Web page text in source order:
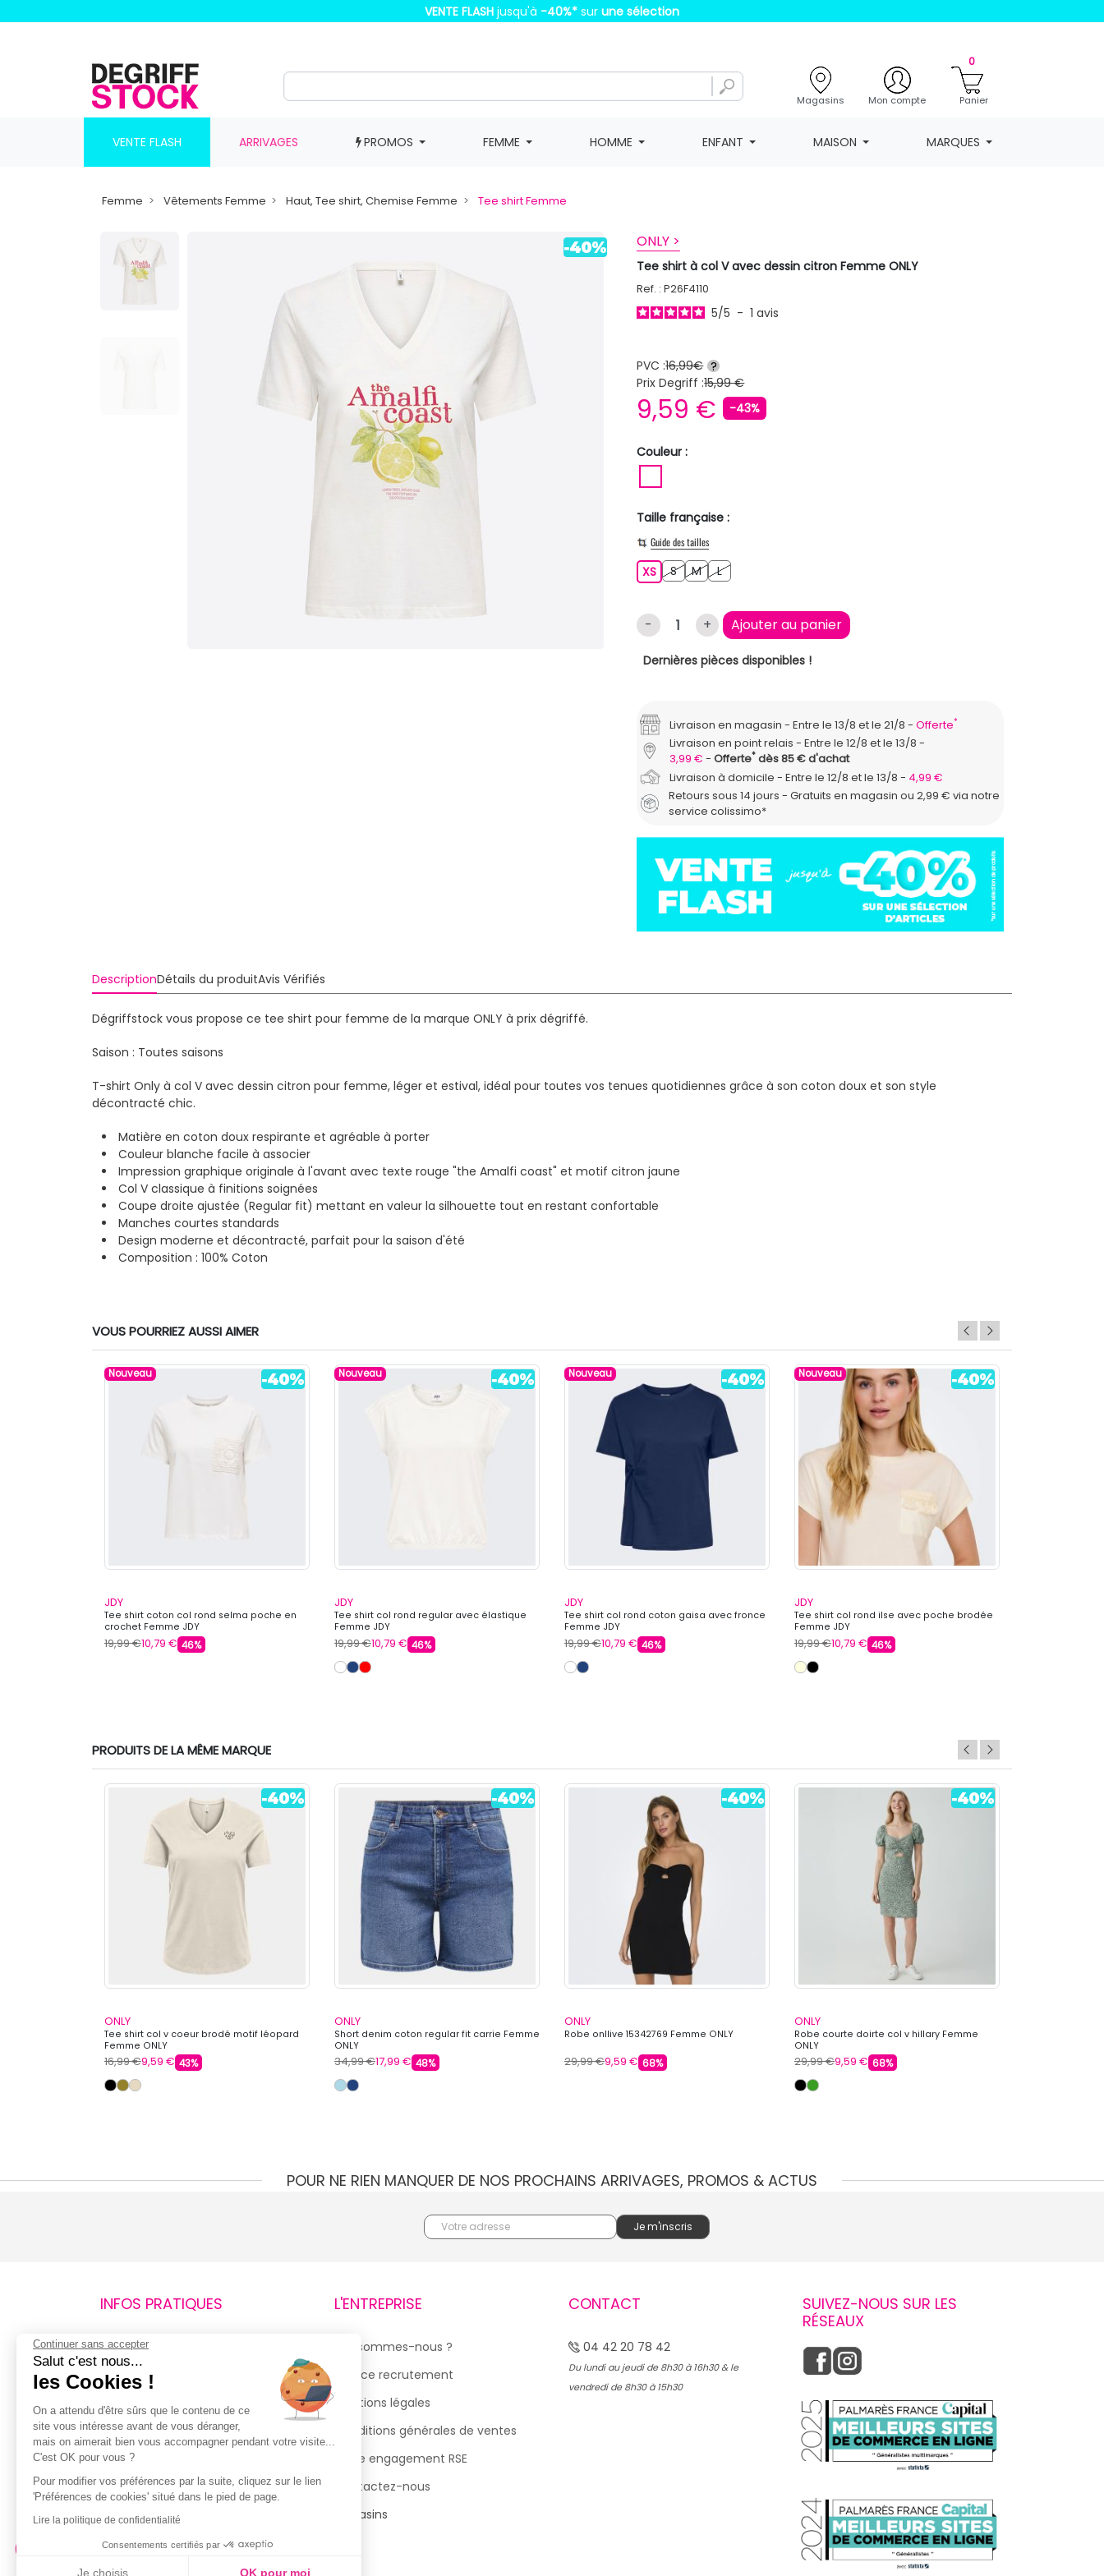
VENTE FLASH jusqu'à -40%* sur une sélection
Magasins Mon compte
0
Panier
VENTE FLASH ARRIVAGES PROMOS FEMME HOMME ENFANT MAISON MARQUES
Femme Vêtements Femme Haut, Tee shirt, Chemise Femme Tee shirt Femme
ONLY >
Tee shirt à col V avec dessin citron Femme ONLY
Ref. : P26F4110
5/5 - 1avis
PVC :16,99€ ?
Prix Degriff :15,99 €
9,59 € -43%
Couleur :
Taille française :
Guide des tailles
XSXSSS MM LL
- + Ajouter au panier
Dernières pièces disponibles !
Livraison en magasin Entre le 13/8 et le 21/8 Offerte*
Livraison en point relais
Entre le 12/8 et le 13/8
3,99 €
Offerte*dès 85 € d'achat
Livraison à domicile
Entre le 12/8 et le 13/8
4,99 €
Retours sous 14 jours - Gratuits en magasin ou 2,99 € via notre
service colissimo*
DescriptionDétails du produitAvis Vérifiés
Dégriffstock vous propose ce tee shirt pour femme de la marque ONLY à prix dégriffé.
Saison : Toutes saisons
T-shirt Only à col V avec dessin citron pour femme, léger et estival, idéal pour toutes vos tenues quotidiennes grâce à son coton doux et son style
décontracté chic.
Matière en coton doux respirante et agréable à porter
Couleur blanche facile à associer
Impression graphique originale à l'avant avec texte rouge "the Amalfi coast" et motif citron jaune
Col V classique à finitions soignées
Coupe droite ajustée (Regular fit) mettant en valeur la silhouette tout en restant confortable
Manches courtes standards
Design moderne et décontracté, parfait pour la saison d'été
Composition : 100% Coton
VOUS POURRIEZ AUSSI AIMER
Nouveau
JDY
Tee shirt coton col rond selma poche en
crochet Femme JDY
19,99 €10,79 € 46%
Nouveau
JDY
Tee shirt col rond regular avec élastique
Femme JDY
19,99 €10,79 € 46%
Nouveau
JDY
Tee shirt col rond coton gaisa avec fronce
Femme JDY
19,99 €10,79 € 46%
Nouveau
JDY
Tee shirt col rond ilse avec poche brodée
Femme JDY
19,99 €10,79 € 46%
PRODUITS DE LA MÊME MARQUE
ONLY
Tee shirt col v coeur brodé motif léopard
Femme ONLY
16,99 €9,59 € 43%
ONLY
Short denim coton regular fit carrie Femme
ONLY
34,99 €17,99 € 48%
ONLY
Robe onllive 15342769 Femme ONLY
29,99 €9,59 € 68%
ONLY
Robe courte doirte col v hillary Femme
ONLY
29,99 €9,59 € 68%
POUR NE RIEN MANQUER DE NOS PROCHAINS ARRIVAGES, PROMOS & ACTUS
INFOS PRATIQUES
Retours et remboursements
Suivi de commande
Livraisons
Guide des tailles
Politique de confidentialité
Conditions générales d’utilisation
de la Carte de Fidélité
L'ENTREPRISE
Qui sommes-nous ?
Espace recrutement
Mentions légales
Conditions générales de ventes
Notre engagement RSE
Contactez-nous
Magasins
CONTACT
04 42 20 78 42
Du lundi au jeudi de 8h30 à 16h30 & le
vendredi de 8h30 à 15h30
SUIVEZ-NOUS SUR LES
RÉSEAUX
Continuer sans accepter
Salut c'est nous...
les Cookies !
On a attendu d'être sûrs que le contenu de ce
site vous intéresse avant de vous déranger,
mais on aimerait bien vous accompagner pendant votre visite...
C'est OK pour vous ?
Pour modifier vos préférences par la suite, cliquez sur le lien
'Préférences de cookies' situé dans le pied de page.
Lire la politique de confidentialité
Consentements certifiés par
Je choisis OK pour moi